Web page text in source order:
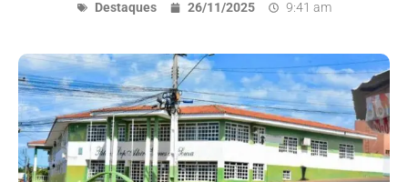
Destaques 26/11/2025 9:41 am